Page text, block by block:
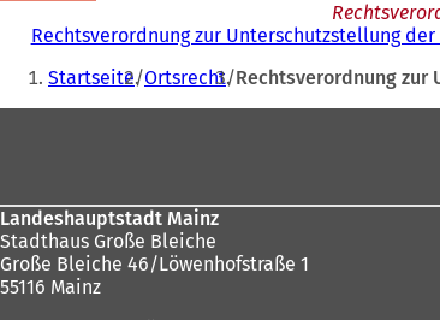
Rechtsverordnung zur Unterschutzstellung der
Sie
befinden
Startseite Ortsrecht Rechtsverordnung zur
Landeshauptstadt Mainz
Stadthaus Große Bleiche
Große Bleiche 46/Löwenhofstraße 1
55116 Mainz